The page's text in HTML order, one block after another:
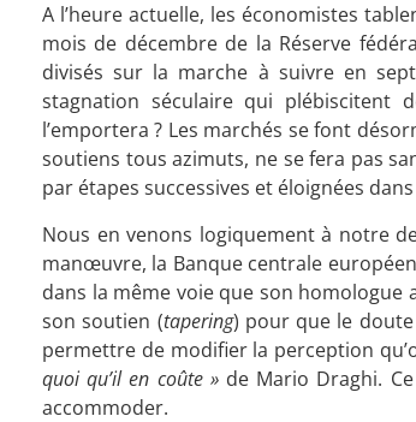
A l’heure actuelle, les économistes
mois de décembre de la Réserve
divisés sur la marche à suivre en
stagnation séculaire qui plébiscitent
l’emportera ? Les marchés se font
soutiens tous azimuts, ne se fera pas
par étapes successives et éloignées
Nous en venons logiquement à notre
manœuvre, la Banque centrale
dans la même voie que son
son soutien (tapering) pour que le
permettre de modifier la perception
quoi qu’il en coûte »de Mario Draghi. Ce
accommoder.